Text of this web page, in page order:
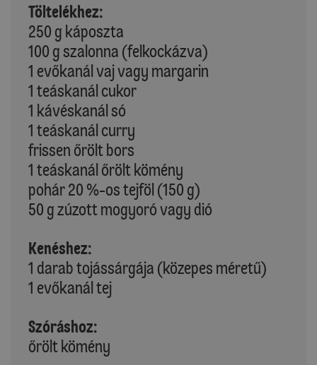
Töltelékhez:
250 g káposzta
100 g szalonna (felkockázva)
1 evőkanál vaj vagy margarin
1 teáskanál cukor
1 kávéskanál só
1 teáskanál curry
frissen őrölt bors
1 teáskanál őrölt kömény
pohár 20 %-os tejföl (150 g)
50 g zúzott mogyoró vagy dió
Kenéshez:
1 darab tojássárgája (közepes méretű)
1 evőkanál tej
Szóráshoz:
őrölt kömény